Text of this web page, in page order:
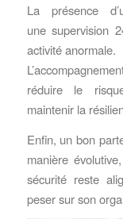
La présence
une supervision
activité anormale.
réduire le
maintenir la
Enfin, un bon
manière
sécurité reste
peser sur son